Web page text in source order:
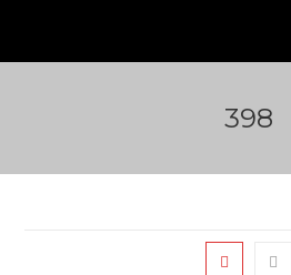
content
398